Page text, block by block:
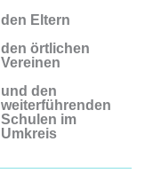
den Eltern
den örtlichen
Vereinen
und den
weiterführenden
Schulen im
Umkreis